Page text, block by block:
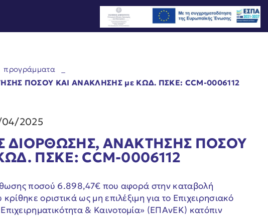
προγράμματα
ΠΟΣΟΥ ΚΑΙ ΑΝΑΚΛΗΣΗΣ με KΩΔ. ΠΣΚΕ: CCM-0006112
04/2025
ΑΝΑΚΤΗΣΗΣ ΠΟΣΟΥ
ΠΣΚΕ: CCM-0006112
ποσού 6.898,47€ που αφορά στην καταβολή
οριστικά ως μη επιλέξιμη για το Επιχειρησιακό
& Καινοτομία» (ΕΠΑνΕΚ) κατόπιν